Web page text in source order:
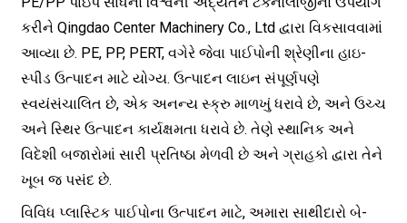
કરીને Qingdao Center Machinery Co., Ltd દ્વારા વિકસાવવામાં
આવ્યા છે. PE, PP, PERT, વગેરે જેવા પાઈપોની શ્રેણીના હાઇ-
સ્પીડ ઉત્પાદન માટે યોગ્ય. ઉત્પાદન લાઇન સંપૂર્ણપણે
સ્વયંસંચાલિત છે, એક અનન્ય સ્ક્રુ માળખું ધરાવે છે, અને ઉચ્ચ
અને સ્થિર ઉત્પાદન કાર્યક્ષમતા ધરાવે છે. તેણે સ્થાનિક અને
વિદેશી બજારોમાં સારી પ્રતિષ્ઠા મેળવી છે અને ગ્રાહકો દ્વારા તેને
ખૂબ જ પસંદ છે.
વિવિધ પ્લાસ્ટિક પાઈપોના ઉત્પાદન માટે, અમારા સાથીદારો બે-